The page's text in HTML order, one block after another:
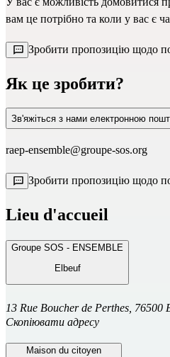
вам це потрібно та коли у вас є
Зробити пропозицію щодо
Як це зробити?
Зв'яжіться з нами електронною
raep-ensemble@groupe-sos.org
Зробити пропозицію щодо
Lieu d'accueil
Groupe SOS - ENSEMBLE
Elbeuf
13 Rue Boucher de Perthes, 76500
Скопіювати адресу
Maison du citoyen